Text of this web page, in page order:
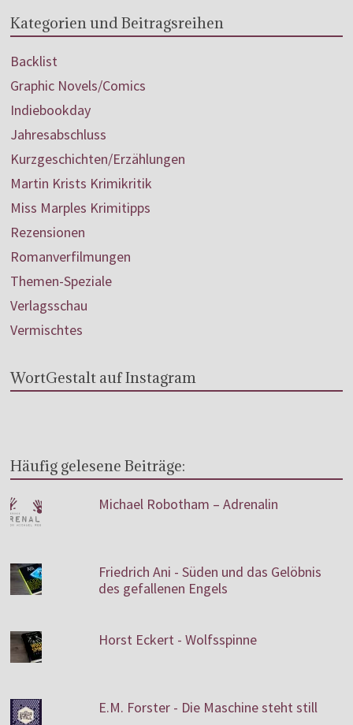
Kategorien und Beitragsreihen
Backlist
Graphic Novels/Comics
Indiebookday
Jahresabschluss
Kurzgeschichten/Erzählungen
Martin Krists Krimikritik
Miss Marples Krimitipps
Rezensionen
Romanverfilmungen
Themen-Speziale
Verlagsschau
Vermischtes
WortGestalt auf Instagram
Häufig gelesene Beiträge:
Michael Robotham – Adrenalin
Friedrich Ani - Süden und das Gelöbnis
des gefallenen Engels
Horst Eckert - Wolfsspinne
E.M. Forster - Die Maschine steht still